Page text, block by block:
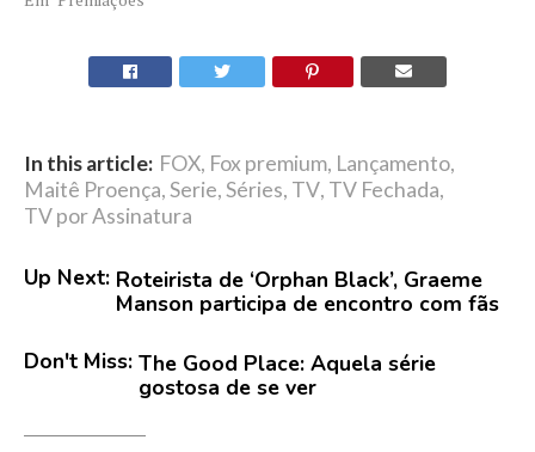
In this article: FOX, Fox premium, Lançamento,
Maitê Proença,Serie,Séries, TV, TV Fechada,
TV por Assinatura
Up Next: Roteirista de ‘Orphan Black’, Graeme
Manson participa de encontro com fãs
Don't Miss: The Good Place: Aquela série
gostosa de se ver